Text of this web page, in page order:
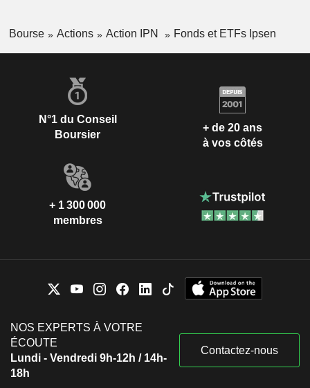
Bourse Actions Action IPN Fonds et ETFs Ipsen
N°1 du Conseil
Boursier
+ de 20 ans
à vos côtés
+ 1 300 000
membres
NOS EXPERTS À VOTRE
ÉCOUTE
Lundi - Vendredi 9h-12h / 14h-
18h
Contactez-nous